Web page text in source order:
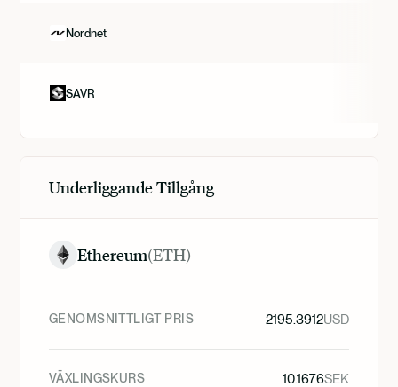
Nordnet
SAVR
Underliggande Tillgång
Ethereum(ETH)
GENOMSNITTLIGT PRIS 2195.3912USD
VÄXLINGSKURS 10.1676SEK